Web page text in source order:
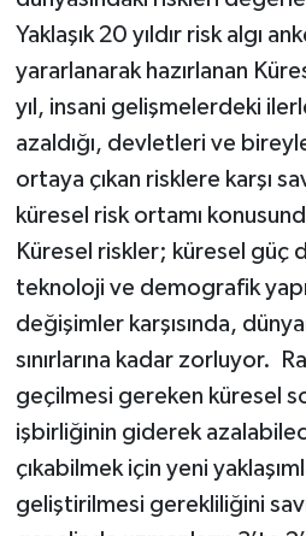
Yaklaşık 20 yıldır risk algı
yararlanarak hazırlanan
yıl, insani gelişmelerdeki
azaldığı, devletleri ve
ortaya çıkan risklere karşı
küresel risk ortamı
Küresel riskler; küresel güç
teknoloji ve demografik
değişimler karşısında,
sınırlarına kadar zorluyor.
geçilmesi gereken küresel
işbirliğinin giderek
çıkabilmek için yeni
geliştirilmesi gerekliliğini